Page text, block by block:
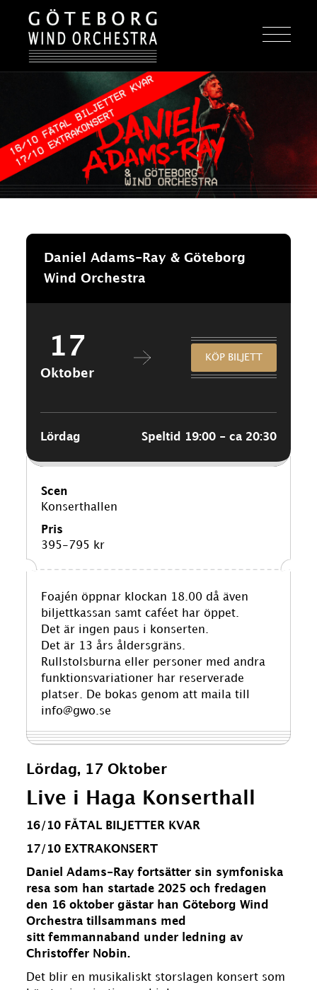
Lördag, 17 Oktober
Live i Haga Konserthall
16/10 FÅTAL BILJETTER KVAR
17/10 EXTRAKONSERT
Daniel Adams-Ray fortsätter sin symfoniska
resa som han startade 2025 och fredagen
den 16 oktober gästar han Göteborg Wind
Orchestra tillsammans med
sitt femmannaband under ledning av
Christoffer Nobin.
Det blir en musikaliskt storslagen konsert som
Daniel Adams-Ray & Göteborg
Wind Orchestra
17
Oktober
KÖP BILJETT
Lördag Speltid 19:00 - ca 20:30
Scen
Konserthallen
Pris
395-795 kr
Foajén öppnar klockan 18.00 då även
biljettkassan samt caféet har öppet.
Det är ingen paus i konserten.
Det är 13 års åldersgräns.
Rullstolsburna eller personer med andra
funktionsvariationer har reserverade
platser. De bokas genom att maila till
info@gwo.se